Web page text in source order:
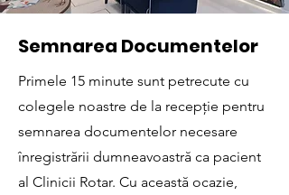
Semnarea Documentelor
Primele 15 minute sunt petrecute cu
colegele noastre de la recepție pentru
semnarea documentelor necesare
înregistrării dumneavoastră ca pacient
al Clinicii Rotar. Cu această ocazie,